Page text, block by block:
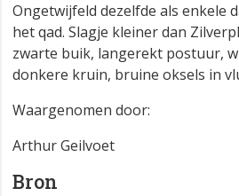
Ongetwijfeld dezelfde als enkele
het qad. Slagje kleiner dan
zwarte buik, langerekt postuur,
donkere kruin, bruine oksels in
Waargenomen door:
Arthur Geilvoet
Bron